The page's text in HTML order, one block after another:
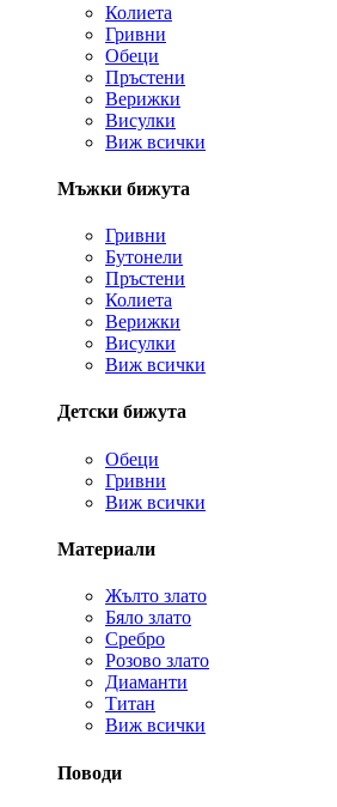
Колиета
Гривни
Обеци
Пръстени
Верижки
Висулки
Виж всички
Мъжки бижута
Гривни
Бутонели
Пръстени
Колиета
Верижки
Висулки
Виж всички
Детски бижута
Обеци
Гривни
Виж всички
Материали
Жълто злато
Бяло злато
Сребро
Розово злато
Диаманти
Титан
Виж всички
Поводи